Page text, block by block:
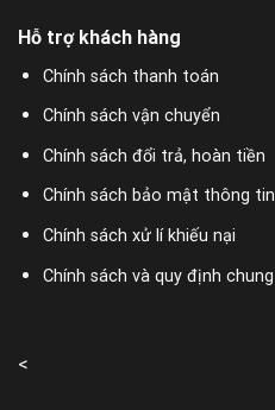
Hỗ trợ khách hàng
Chính sách thanh toán
Chính sách vận chuyển
Chính sách đổi trả, hoàn tiền
Chính sách bảo mật thông tin
Chính sách xử lí khiếu nại
Chính sách và quy định chung
<